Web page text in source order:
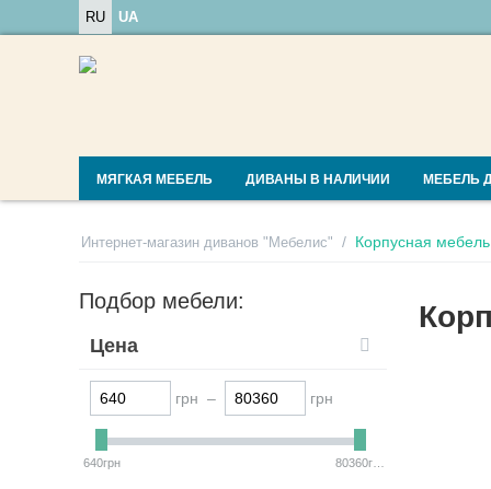
RU UA
МЯГКАЯ МЕБЕЛЬ ДИВАНЫ В НАЛИЧИИ МЕБЕЛЬ
Интернет-магазин диванов "Мебелис" / Корпусная мебель
Подбор мебели:
Цена
грн – грн
640грн 80360грн